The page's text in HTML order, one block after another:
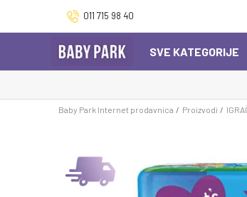
011 715 98 40
SVE KATEGORIJE
Baby Park Internet prodavnica Proizvodi